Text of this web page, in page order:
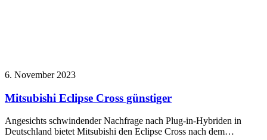
6. November 2023
Mitsubishi Eclipse Cross günstiger
Angesichts schwindender Nachfrage nach Plug-in-Hybriden in
Deutschland bietet Mitsubishi den Eclipse Cross nach dem…